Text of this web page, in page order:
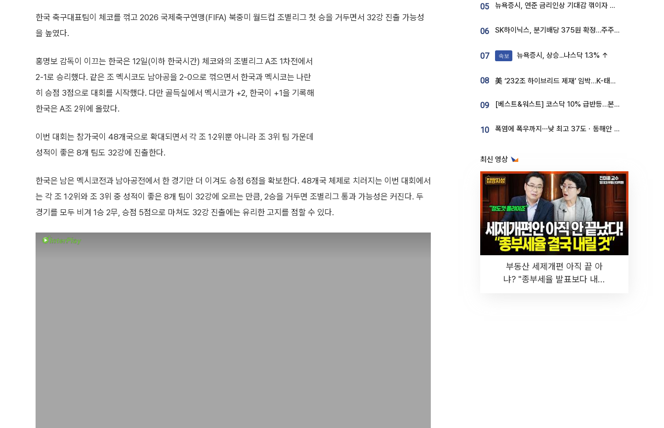
한국 축구대표팀이 체코를 꺾고 2026 국제축구연맹(FIFA) 북중미 월드컵 조별리그 첫 승을 거두면서 32강 진출 가능성
을 높였다.
홍명보 감독이 이끄는 한국은 12일(이하 한국시간) 체코와의 조별리그 A조 1차전에서
2-1로 승리했다. 같은 조 멕시코도 남아공을 2-0으로 꺾으면서 한국과 멕시코는 나란
히 승점 3점으로 대회를 시작했다. 다만 골득실에서 멕시코가 +2, 한국이 +1을 기록해
한국은 A조 2위에 올랐다.
이번 대회는 참가국이 48개국으로 확대되면서 각 조 1·2위뿐 아니라 조 3위 팀 가운데
성적이 좋은 8개 팀도 32강에 진출한다.
한국은 남은 멕시코전과 남아공전에서 한 경기만 더 이겨도 승점 6점을 확보한다. 48개국 체제로 치러지는 이번 대회에서
는 각 조 1·2위와 조 3위 중 성적이 좋은 8개 팀이 32강에 오르는 만큼, 2승을 거두면 조별리그 통과 가능성은 커진다. 두
경기를 모두 비겨 1승 2무, 승점 5점으로 마쳐도 32강 진출에는 유리한 고지를 점할 수 있다.
05 뉴욕증시, 연준 금리인상 기대감 꺾이자 상승...S&P500 사상 최고치 [종합]
06 SK하이닉스, 분기배당 375원 확정…주주환원책 9월로 앞당겨 발표
07 속보 뉴욕증시, 상승...나스닥 1.3% ↑
08 美 ‘232조 하이브리드 제재’ 임박…K-태양광, 불확실성 털고 날개 다나
09 [베스트&워스트] 코스닥 10% 급반등…본느, 최대주주 변경 기대에 270% 폭등
10 폭염에 폭우까지⋯낮 최고 37도ㆍ동해안 강한 비 [날씨]
최신 영상
부동산 세제개편 아직 끝 아
냐? "종부세율 발표보다 내릴